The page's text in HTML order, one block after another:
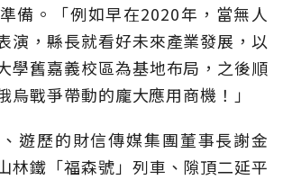
備。「例如早在2020年，當無人
演，縣長就看好未來產業發展，以
學舊嘉義校區為基地布局，之後順
烏戰爭帶動的龐大應用商機！」
遊歷的財信傳媒集團董事長謝金
林鐵「福森號」列車、隙頂二延平